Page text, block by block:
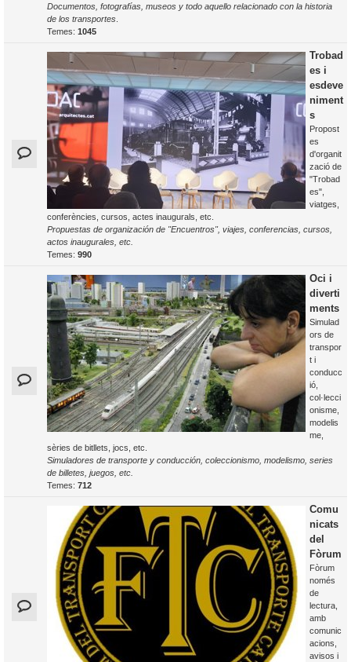
Documentos, fotografías, museos y todo aquello relacionado con la historia
de los transportes
Temes: 1045
Trobad
es i
esdeve
niment
s
Propost
es
d'organit
zació de
"Trobad
es",
viatges,
conferències, cursos, actes inaugurals, etc.
Propuestas de organización de "Encuentros", viajes, conferencias, cursos,
actos inaugurales, etc.
Temes: 990
Oci i
diverti
ments
Simulad
ors de
transpor
t i
conducc
ió,
col·lecci
onisme,
modelis
me,
sèries de bitllets, jocs, etc.
Simuladores de transporte y conducción, coleccionismo, modelismo, series
de billetes, juegos, etc.
Temes: 712
Comu
nicats
del
Fòrum
Fòrum
només
de
lectura,
amb
comunic
acions,
avisos i